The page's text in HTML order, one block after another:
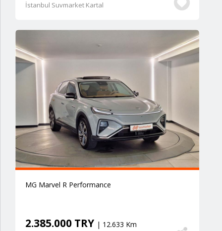
İstanbul Suvmarket Kartal
MG Marvel R Performance
2.385.000 TRY | 12.633 Km